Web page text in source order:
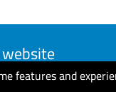
features and